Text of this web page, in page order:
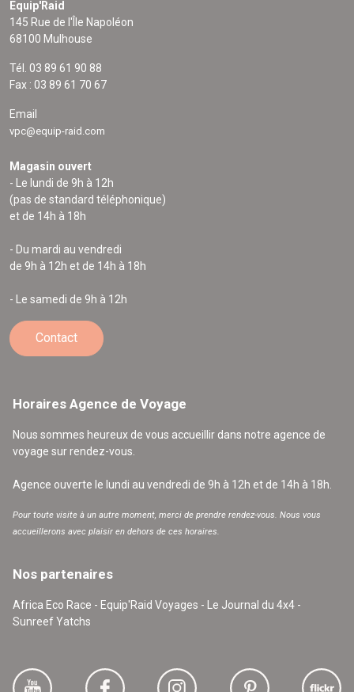
Equip'Raid
145 Rue de l'Île Napoléon
68100 Mulhouse
Tél. 03 89 61 90 88
Fax : 03 89 61 70 67
Email
vpc@equip-raid.com
Magasin ouvert
- Le lundi de 9h à 12h
(pas de standard téléphonique)
et de 14h à 18h
- Du mardi au vendredi
de 9h à 12h et de 14h à 18h
- Le samedi de 9h à 12h
Contact
Horaires Agence de Voyage
Nous sommes heureux de vous accueillir dans notre agence de
voyage sur rendez-vous.
Agence ouverte le lundi au vendredi de 9h à 12h et de 14h à 18h.
Pour toute visite à un autre moment, merci de prendre rendez-vous. Nous vous
accueillerons avec plaisir en dehors de ces horaires.
Nos partenaires
Africa Eco Race - Equip'Raid Voyages - Le Journal du 4x4 -
Sunreef Yatchs